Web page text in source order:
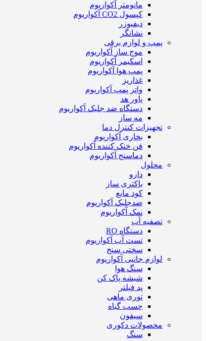
مانومتر آکواریوم
کپسول CO2 آکواریوم
دیفیوزر
نشانگر
پمپ و لوازم برقی
موج ساز آکواریوم
اسکیمر آکواریوم
پمپ هوا آکواریوم
غذاریز
واتر پمپ آکواریوم
پاور هد
دستگاه ضد جلبک آکواریوم
مه ساز
تجهیزات کنترل دما
بخاری آکواریوم
فن خنک کننده آکواریوم
دماسنج آکواریوم
محلول
دارو
باکتری ساز
کود مایع
ضدجلبک آکواریوم
نمک آکواریوم
تصفیه آب
دستگاه RO
تست آب آکواریوم
سختی سنج
لوازم جانبی آکواریوم
سنگ هوا
شیشه پاک کن
پد فیلتر
توری ماهی
چسب گیاه
سیفون
محصولات دکوری
سنگ